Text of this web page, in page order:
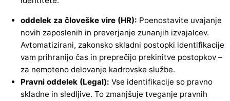
oddelek za človeške vire (HR): Poenostavite uvajanje
novih zaposlenih in preverjanje zunanjih izvajalcev.
Avtomatizirani, zakonsko skladni postopki identifikacije
vam prihranijo čas in preprečijo prekinitve postopkov –
za nemoteno delovanje kadrovske službe.
Pravni oddelek (Legal): Vse identifikacije so pravno
skladne in sledljive. To zmanjšuje tveganje pravnih